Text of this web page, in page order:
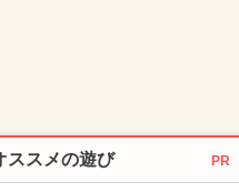
ススメの遊び PR